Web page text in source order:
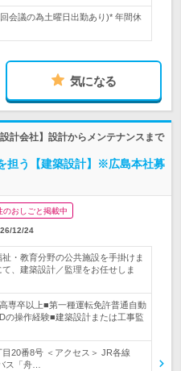
会議の為土曜日出勤あり)* 年間休
気になる
計会社】設計からメンテナンスまで
担う【建築設計】※広島本社募
のおしごと掲載中
12/24
祉・教育分野の公共施設を手掛けま
、建築設計／監理をお任せしま
専卒以上■第一種運転免許普通自動
の操作経験■建築設計または工事監
20番8号 ＜アクセス＞ JR各線
ス「舟…